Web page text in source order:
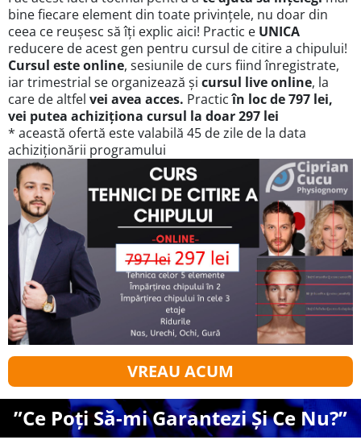
bine fiecare element din toate privințele, nu doar din
ceea ce reușesc să îți explic aici! Practic e UNICA
reducere de acest gen pentru cursul de citire a chipului!
Cursul este online, sesiunile de curs fiind înregistrate,
iar trimestrial se organizează și cursul live online, la
care de altfel vei avea acces. Practicîn loc de 797 lei,
vei putea achiziționa cursul la doar 297 lei
* această ofertă este valabilă 45 de zile de la data
achiziționării programului
VREAU ACUM
”Ce Poți Să-mi Garantezi Și Ce Nu?”